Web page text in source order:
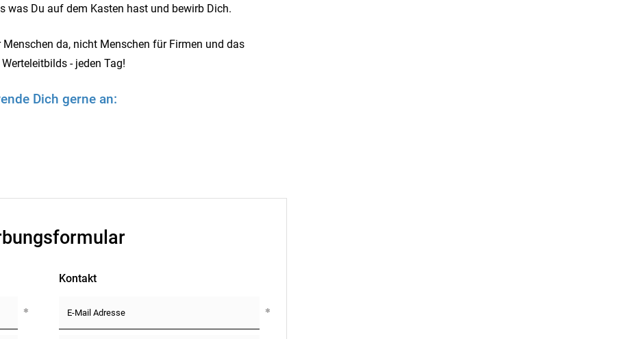
was Du auf dem Kasten hast und bewirb Dich.
Menschen da, nicht Menschen für Firmen und das
- jeden Tag!
Dich gerne an:
Kontakt